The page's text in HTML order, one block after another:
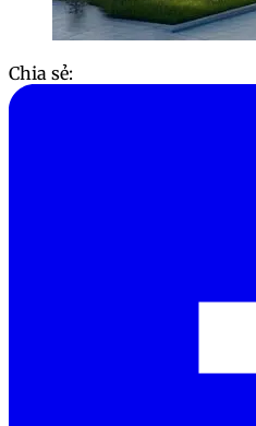
Chia sẻ: